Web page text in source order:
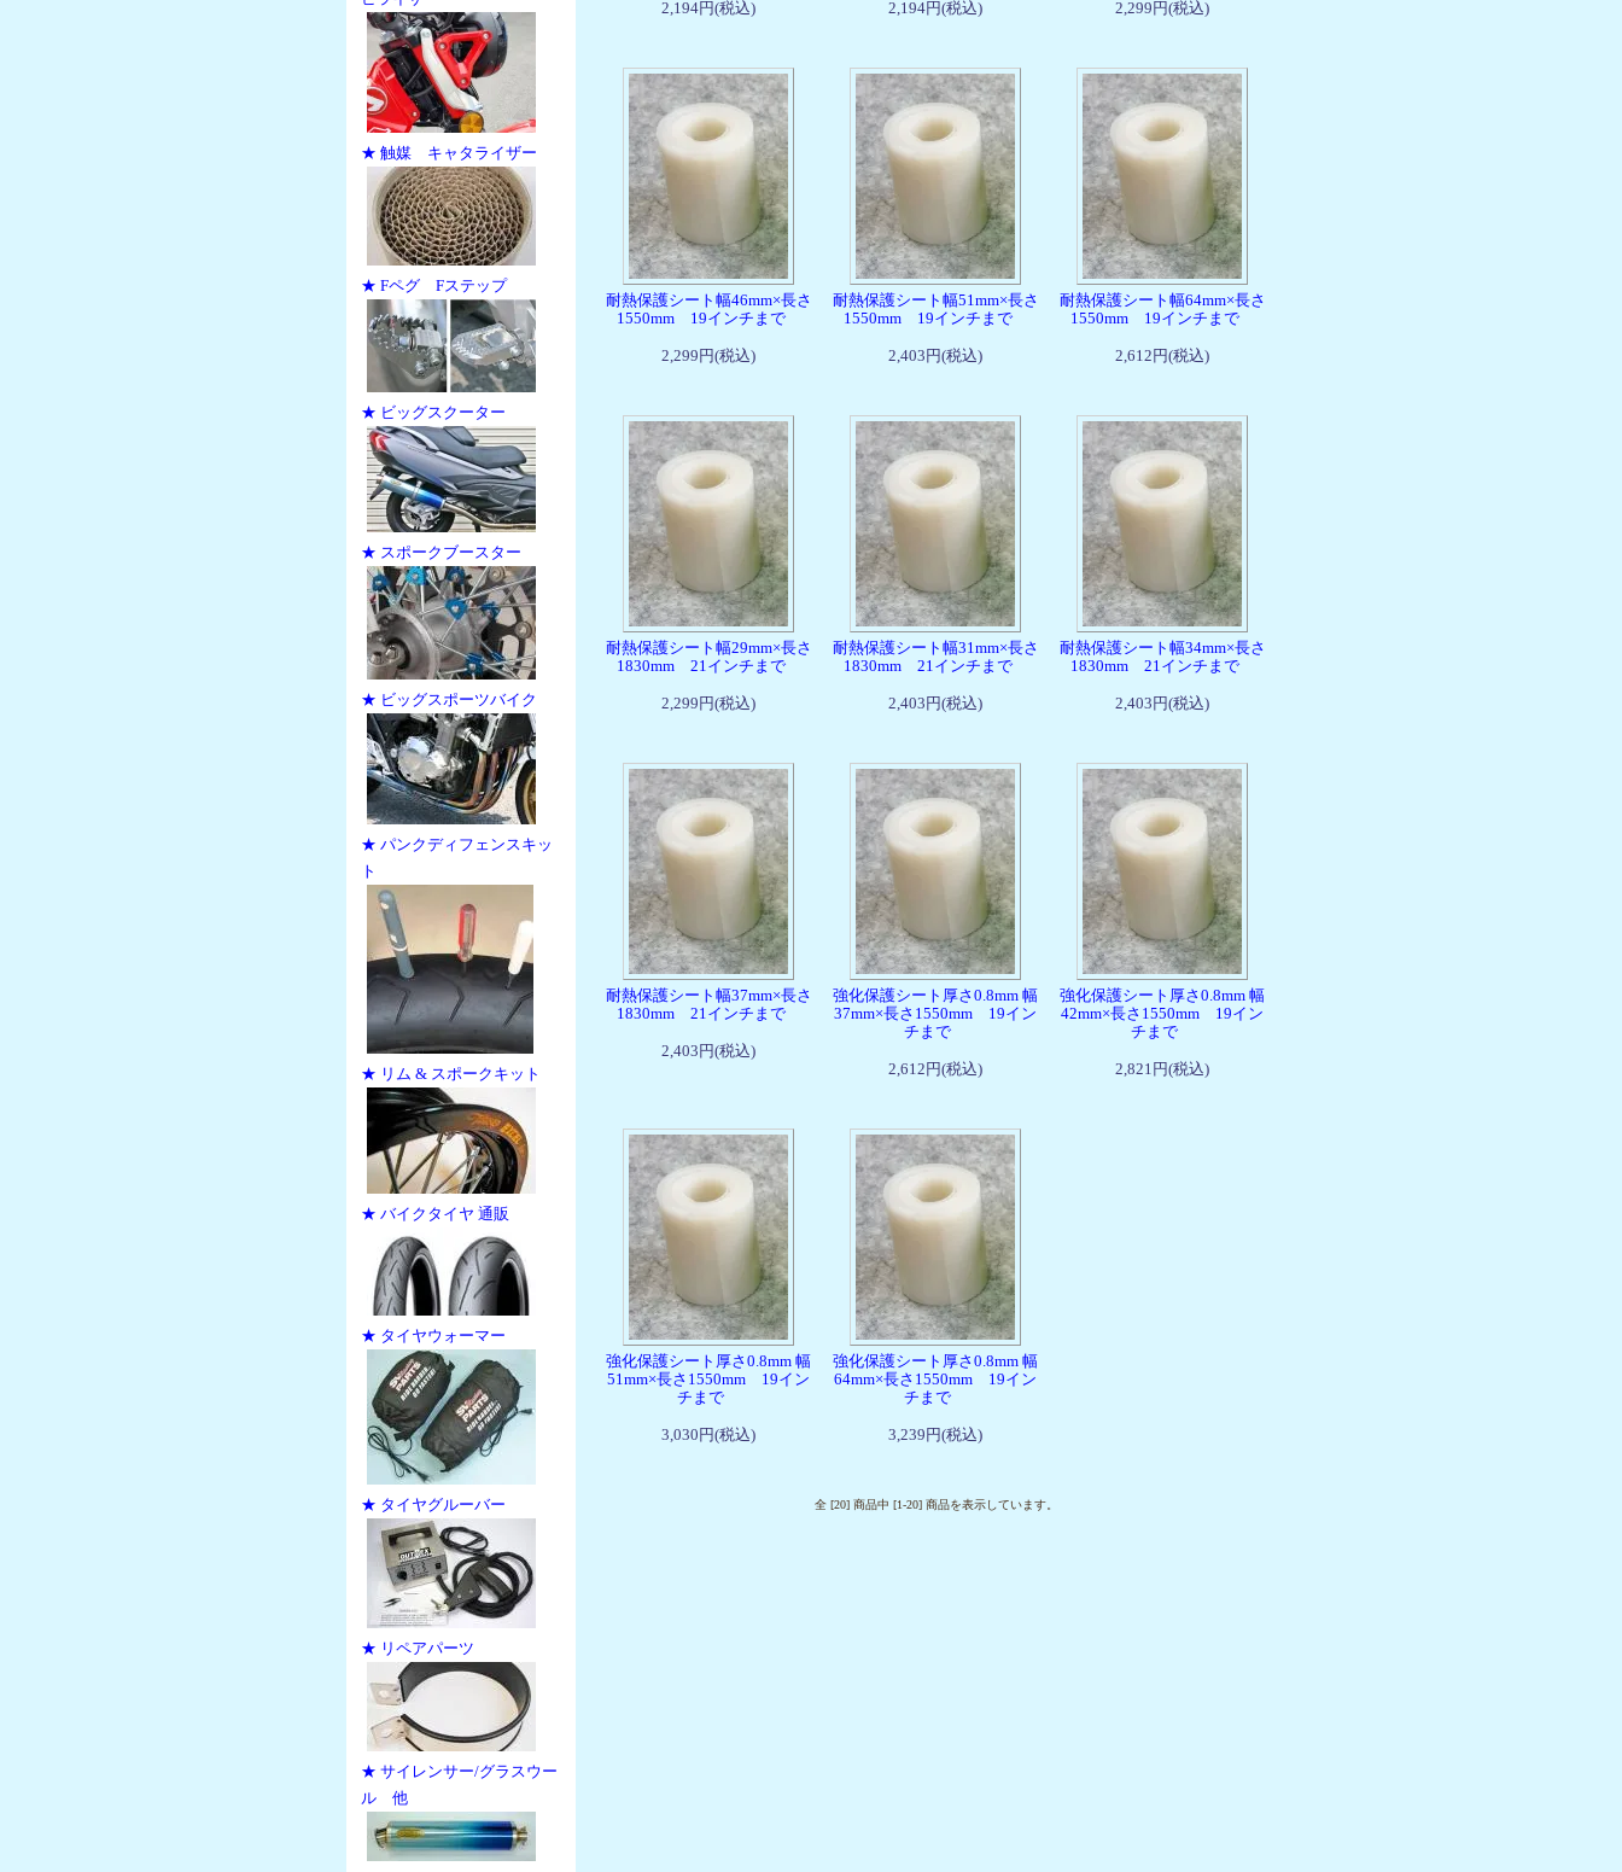
★ 触媒 キャタライザー
★ Fペグ Fステップ
★ ビッグスクーター
★ スポークブースター
★ ビッグスポーツバイク
★ パンクディフェンスキッ
ト
★ リム & スポークキット
★ バイクタイヤ 通販
★ タイヤウォーマー
★ タイヤグルーバー
★ リペアパーツ
★ サイレンサー/グラスウー
ル 他
2,194円(税込) 2,194円(税込) 2,299円(税込)
耐熱保護シート幅46mm×長さ
1550mm 19インチまで
2,299円(税込)
耐熱保護シート幅51mm×長さ
1550mm 19インチまで
2,403円(税込)
耐熱保護シート幅64mm×長さ
1550mm 19インチまで
2,612円(税込)
耐熱保護シート幅29mm×長さ
1830mm 21インチまで
2,299円(税込)
耐熱保護シート幅31mm×長さ
1830mm 21インチまで
2,403円(税込)
耐熱保護シート幅34mm×長さ
1830mm 21インチまで
2,403円(税込)
耐熱保護シート幅37mm×長さ
1830mm 21インチまで
2,403円(税込)
強化保護シート厚さ0.8mm 幅
37mm×長さ1550mm 19イン
チまで
2,612円(税込)
強化保護シート厚さ0.8mm 幅
42mm×長さ1550mm 19イン
チまで
2,821円(税込)
強化保護シート厚さ0.8mm 幅
51mm×長さ1550mm 19イン
チまで
3,030円(税込)
強化保護シート厚さ0.8mm 幅
64mm×長さ1550mm 19イン
チまで
3,239円(税込)
全 [20] 商品中 [1-20] 商品を表示しています。